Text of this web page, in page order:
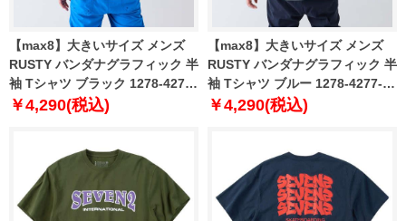
【max8】大きいサイズ メンズ
RUSTY バンダナグラフィック 半
袖 Tシャツ ブラック 1278-4277-
2 3L 4L 5L 6L 8L
￥4,290(税込)
【max8】大きいサイズ メンズ
RUSTY バンダナグラフィック 半
袖 Tシャツ ブルー 1278-4277-1
3L 4L 5L 6L 8L
￥4,290(税込)